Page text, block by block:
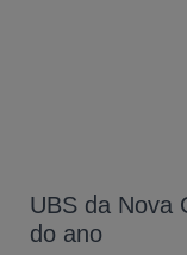
UBS da Nova
do ano